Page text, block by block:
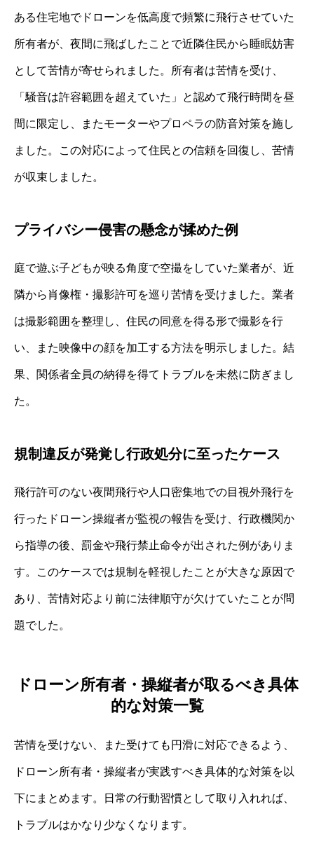
ある住宅地でドローンを低高度で頻繁に飛行させていた
所有者が、夜間に飛ばしたことで近隣住民から睡眠妨害
として苦情が寄せられました。所有者は苦情を受け、
「騒音は許容範囲を超えていた」と認めて飛行時間を昼
間に限定し、またモーターやプロペラの防音対策を施し
ました。この対応によって住民との信頼を回復し、苦情
が収束しました。
プライバシー侵害の懸念が揉めた例
庭で遊ぶ子どもが映る角度で空撮をしていた業者が、近
隣から肖像権・撮影許可を巡り苦情を受けました。業者
は撮影範囲を整理し、住民の同意を得る形で撮影を行
い、また映像中の顔を加工する方法を明示しました。結
果、関係者全員の納得を得てトラブルを未然に防ぎまし
た。
規制違反が発覚し行政処分に至ったケース
飛行許可のない夜間飛行や人口密集地での目視外飛行を
行ったドローン操縦者が監視の報告を受け、行政機関か
ら指導の後、罰金や飛行禁止命令が出された例がありま
す。このケースでは規制を軽視したことが大きな原因で
あり、苦情対応より前に法律順守が欠けていたことが問
題でした。
ドローン所有者・操縦者が取るべき具体
的な対策一覧
苦情を受けない、また受けても円滑に対応できるよう、
ドローン所有者・操縦者が実践すべき具体的な対策を以
下にまとめます。日常の行動習慣として取り入れれば、
トラブルはかなり少なくなります。